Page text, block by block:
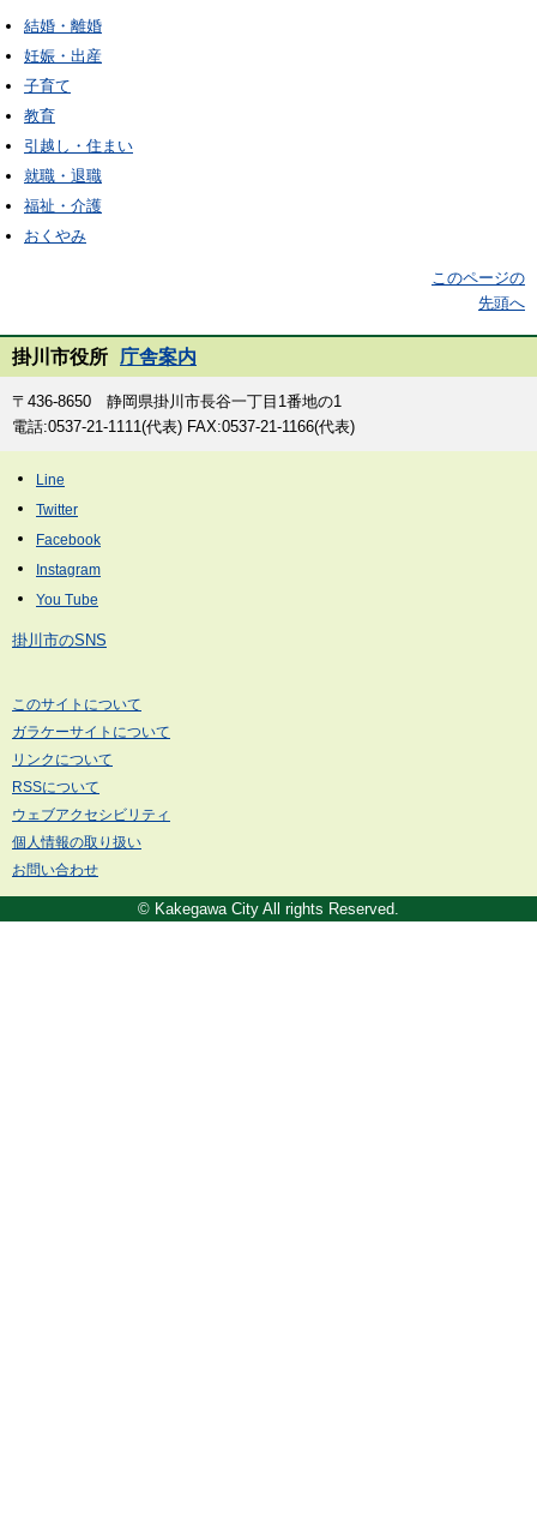
結婚・離婚
妊娠・出産
子育て
教育
引越し・住まい
就職・退職
福祉・介護
おくやみ
このページの
先頭へ
掛川市役所 庁舎案内
〒436-8650 静岡県掛川市長谷一丁目1番地の1
電話:0537-21-1111(代表) FAX:0537-21-1166(代表)
掛川市のSNS
このサイトについて
ガラケーサイトについて
リンクについて
RSSについて
ウェブアクセシビリティ
個人情報の取り扱い
お問い合わせ
© Kakegawa City All rights Reserved.